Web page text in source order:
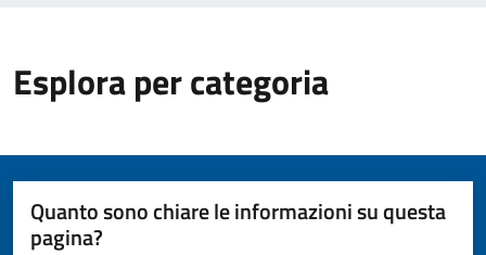
Esplora per categoria
Quanto sono chiare le informazioni su questa
pagina?